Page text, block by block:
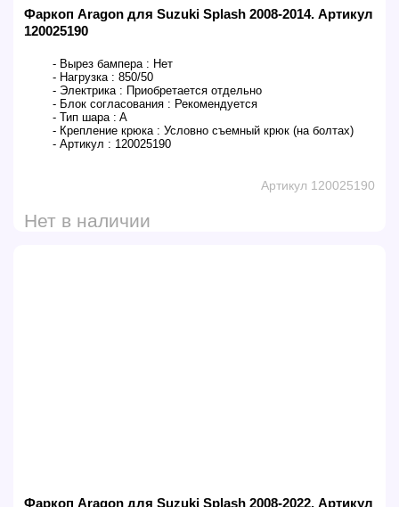
Фаркоп Aragon для Suzuki Splash 2008-2014. Артикул
120025190
- Вырез бампера : Нет
- Нагрузка : 850/50
- Электрика : Приобретается отдельно
- Блок согласования : Рекомендуется
- Тип шара : A
- Крепление крюка : Условно съемный крюк (на болтах)
- Артикул : 120025190
Артикул 120025190
Нет в наличии
Фаркоп Aragon для Suzuki Splash 2008-2022. Артикул